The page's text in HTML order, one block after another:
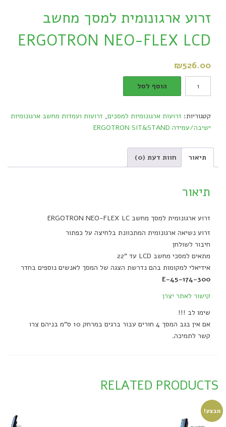
זרוע ארגונומית למסך מחשב
ERGOTRON NEO-FLEX LCD
₪526.00
ארגונומית
מחשב
ERGOTRON
הוסף לסל
קטגוריות: זרועות ארגונומיות למסכים, זרועות ועמדות מחשב ארגונומיות
ישיבה/עמידה ERGOTRON SIT&STAND
תיאור חוות דעת (0)
תיאור
זרוע ארגונומית למסך מחשב ERGOTRON NEO-FLEX LC
זרוע נשיאה ארגונומית המתכוונת בלחיצה על כפתור
חיבור לשולחן
מתאים למסכי מחשב LCD עד "22
אידיאלי למקומות בהם נדרשת הצגה של המסך לאנשים נוספים בחדר
E-45-174-300
קישור לאתר יצרן
שימו לב !!!
אם אין בגב המסך 4 חורים עבור ברגים במרחק 10 ס"מ בניהם צרו
קשר לתמיכה.
RELATED PRODUCTS
מבצע!